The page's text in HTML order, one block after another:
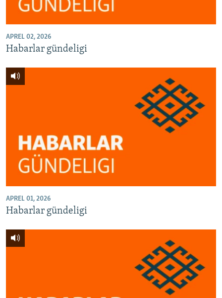
APREL 02, 2026
Habarlar gündeligi
APREL 01, 2026
Habarlar gündeligi